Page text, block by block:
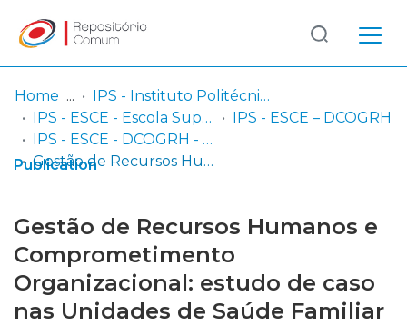
Communities
& Collections
Statistics
Log
In
(current)
Home
IPS - Instituto Politécnico de Setúbal
IPS - ESCE - Escola Superior de Ciências Empresariais
IPS - ESCE – DCOGRH
IPS - ESCE - DCOGRH - Comunicações em congressos
Gestão de Recursos Humanos e Comprometimento Organizacional: estudo de caso nas Unidades de Saúde Familiar
Publication
Gestão de Recursos Humanos e
Comprometimento
Organizacional: estudo de caso
nas Unidades de Saúde Familiar